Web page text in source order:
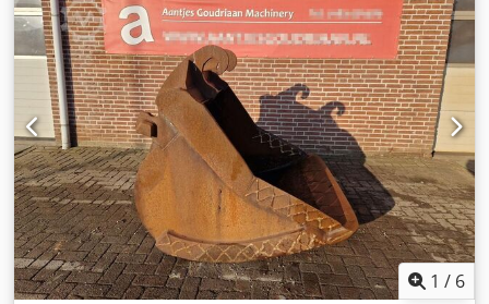
Aufnahme passend für JCB 409 / CAT / Volvo In unserem
Lager haben wir eine sehr große Auswahl an
verschiedenen Anbaugeräten, die sofort verfügbar sind!
Herr Herden (Tel. betreut Sie gerne. Auf Wunsch
unterbreiten wir Ihnen auch gerne ein
Finanzierungsangebot. Wir sind offizieller Westtech
Vertriebs- und Servicepartner. Wir sind offizieller Gierking
GMT Vertriebs- und Servicepartner. Wir sind offizieller
OilQuick Vertriebs- und Servicepartner. Wir sind offizieller
Weber MT Vertriebs- und Servicepartner. Dksdpfx Ajznrt
Aodlor Wir sind offizieller Holp Vertriebs- und
Servicepartner. Wir sind offizieller DMS Vertriebs- und
Servicepartner. Wir sind offizieller Seppi M. Vertriebs- und
1 / 6